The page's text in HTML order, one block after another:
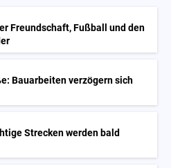
Freundschaft, Fußball und den
Bauarbeiten verzögern sich
Strecken werden bald